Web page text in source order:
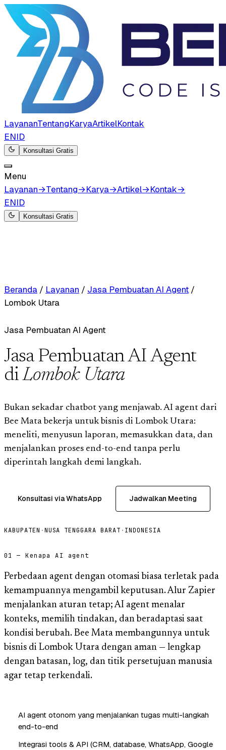
LayananTentangKaryaArtikelKontak
ENID
Konsultasi Gratis
Menu
Layanan→Tentang→Karya→Artikel→Kontak→
ENID
Konsultasi Gratis
Beranda / Layanan / Jasa Pembuatan AI Agent /
Lombok Utara
Jasa Pembuatan AI Agent
Jasa Pembuatan AI Agent
diLombok Utara
Bukan sekadar chatbot yang menjawab. AI agent dari
Bee Mata bekerja untuk bisnis di Lombok Utara:
meneliti, menyusun laporan, memasukkan data, dan
menjalankan proses end-to-end tanpa perlu
diperintah langkah demi langkah.
Konsultasi via WhatsApp Jadwalkan Meeting
KABUPATEN ·NUSA TENGGARA BARAT · INDONESIA
01 — Kenapa AI agent
Perbedaan agent dengan otomasi biasa terletak pada
kemampuannya mengambil keputusan. Alur Zapier
menjalankan aturan tetap; AI agent menalar
konteks, memilih tindakan, dan beradaptasi saat
kondisi berubah. Bee Mata membangunnya untuk
bisnis di Lombok Utara dengan aman — lengkap
dengan batasan, log, dan titik persetujuan manusia
agar tetap terkendali.
AI agent otonom yang menjalankan tugas multi-langkah
end-to-end
Integrasi tools & API (CRM, database, WhatsApp, Google